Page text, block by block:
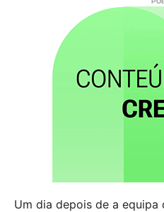
Um dia depois de a equipa